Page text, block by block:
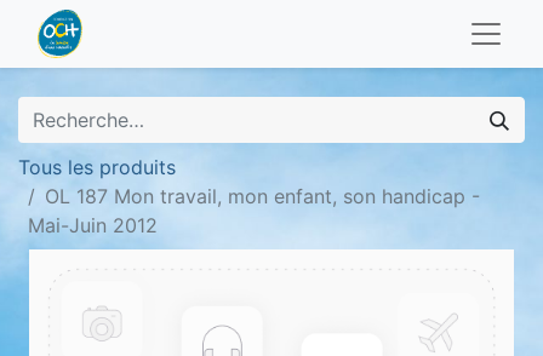
Tous les produits
OL 187 Mon travail, mon enfant, son handicap -
Mai-Juin 2012